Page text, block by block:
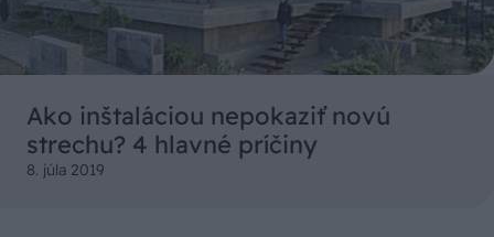
Ako inštaláciou nepokaziť novú
strechu? 4 hlavné príčiny
8. júla 2019